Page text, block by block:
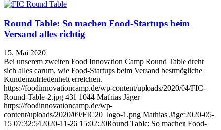
Round Table: So machen Food-Startups beim
Versand alles richtig
15. Mai 2020
Bei unserem zweiten Food Innovation Camp Round Table dreht
sich alles darum, wie Food-Startups beim Versand bestmögliche
Kundenzufriedenheit erreichen.
https://foodinnovationcamp.de/wp-content/uploads/2020/04/FIC-
Round-Table-2.jpg 431 1044 Mathias Jäger
https://foodinnovationcamp.de/wp-
content/uploads/2020/09/FIC20_logo-1.png Mathias Jäger2020-05-
15 07:32:542020-11-26 15:02:20Round Table: So machen Food-